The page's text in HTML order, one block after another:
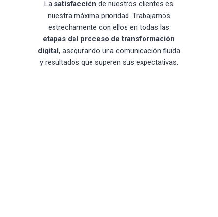
La satisfacción de nuestros clientes es
nuestra máxima prioridad. Trabajamos
estrechamente con ellos en todas las
etapas del proceso de transformación
digital, asegurando una comunicación fluida
y resultados que superen sus expectativas.